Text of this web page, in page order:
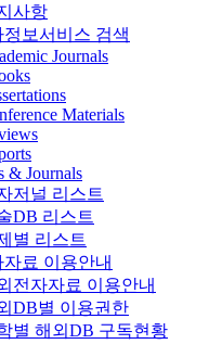
사항
보서비스 검색
Journals
Materials
& Journals
저널 리스트
DB 리스트
별 리스트
료 이용안내
전자자료 이용안내
DB별 이용권한
별 해외DB 구독현황